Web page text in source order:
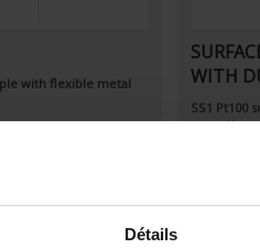
Détails
with flexible metal
WITH
SS1 Pt100
mounting